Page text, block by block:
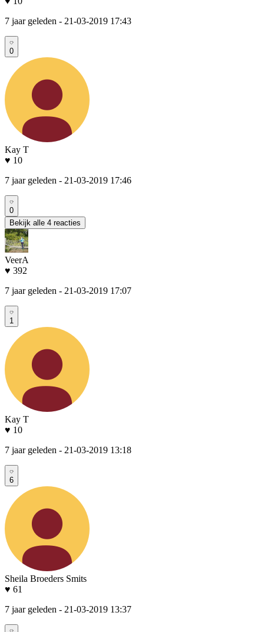
7 jaar geleden - 21-03-2019 17:43
0
Kay T
♥ 10
7 jaar geleden - 21-03-2019 17:46
0
Bekijk alle 4 reacties
VeerA
♥ 392
7 jaar geleden - 21-03-2019 17:07
1
Kay T
♥ 10
7 jaar geleden - 21-03-2019 13:18
6
Sheila Broeders Smits
♥ 61
7 jaar geleden - 21-03-2019 13:37